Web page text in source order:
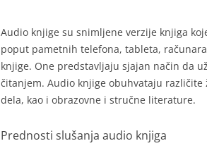
Audio knjige su snimljene verzije knjiga
poput pametnih telefona, tableta,
knjige. One predstavljaju sjajan način da
čitanjem. Audio knjige obuhvataju
dela, kao i obrazovne i stručne literature.
Prednosti slušanja audio knjiga